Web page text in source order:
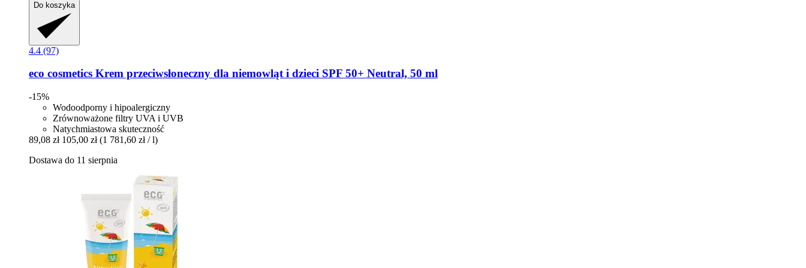
Do koszyka
4.4 (97)
eco cosmetics Krem przeciwsłoneczny dla niemowląt i dzieci SPF 50+ Neutral, 50 ml
-15%
Wodoodporny i hipoalergiczny
Zrównoważone filtry UVA i UVB
Natychmiastowa skuteczność
89,08 zł 105,00 zł (1 781,60 zł / l)
Dostawa do 11 sierpnia